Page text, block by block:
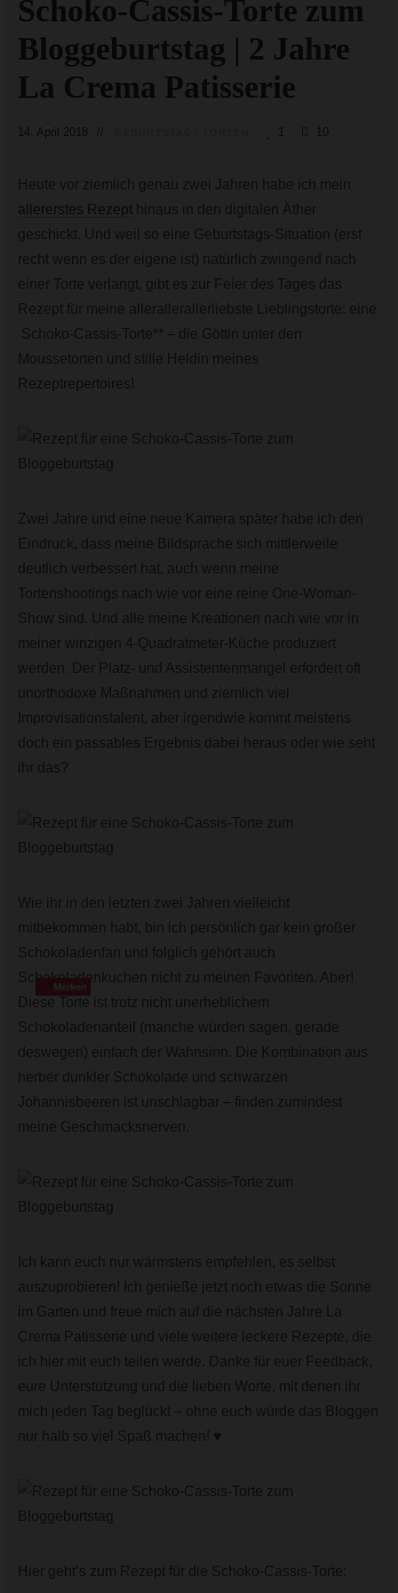
Schoko-Cassis-Torte zum
Bloggeburtstag | 2 Jahre
La Crema Patisserie
14. April 2018 1 10
Heute vor ziemlich genau zwei Jahren habe ich mein
allererstes Rezept hinaus in den digitalen Äther
geschickt. Und weil so eine Geburtstags-Situation (erst
recht wenn es der eigene ist) natürlich zwingend nach
einer Torte verlangt, gibt es zur Feier des Tages das
Rezept für meine allerallerallerliebste Lieblingstorte: eine
Schoko-Cassis-Torte** – die Göttin unter den
Moussetorten und stille Heldin meines
Rezeptrepertoires!
Zwei Jahre und eine neue Kamera später habe ich den
Eindruck, dass meine Bildsprache sich mittlerweile
deutlich verbessert hat, auch wenn meine
Tortenshootings nach wie vor eine reine One-Woman-
Show sind. Und alle meine Kreationen nach wie vor in
meiner winzigen 4-Quadratmeter-Küche produziert
werden. Der Platz- und Assistentenmangel erfordert oft
unorthodoxe Maßnahmen und ziemlich viel
Improvisationstalent, aber irgendwie kommt meistens
doch ein passables Ergebnis dabei heraus oder wie seht
ihr das?
Wie ihr in den letzten zwei Jahren vielleicht
mitbekommen habt, bin ich persönlich gar kein großer
Schokoladenfan und folglich gehört auch
Schokoladenkuchen nicht zu meinen Favoriten. Aber!
Diese Torte ist trotz nicht unerheblichem
Schokoladenanteil (manche würden sagen, gerade
deswegen) einfach der Wahnsinn. Die Kombination aus
herber dunkler Schokolade und schwarzen
Johannisbeeren ist unschlagbar – finden zumindest
meine Geschmacksnerven.
Ich kann euch nur wärmstens empfehlen, es selbst
auszuprobieren! Ich genieße jetzt noch etwas die Sonne
im Garten und freue mich auf die nächsten Jahre La
Crema Patisserie und viele weitere leckere Rezepte, die
ich hier mit euch teilen werde. Danke für euer Feedback,
eure Unterstützung und die lieben Worte, mit denen ihr
mich jeden Tag beglückt – ohne euch würde das Bloggen
nur halb so viel Spaß machen! ♥️
Hier geht’s zum Rezept für die Schoko-Cassis-Torte:
Merken
Merken